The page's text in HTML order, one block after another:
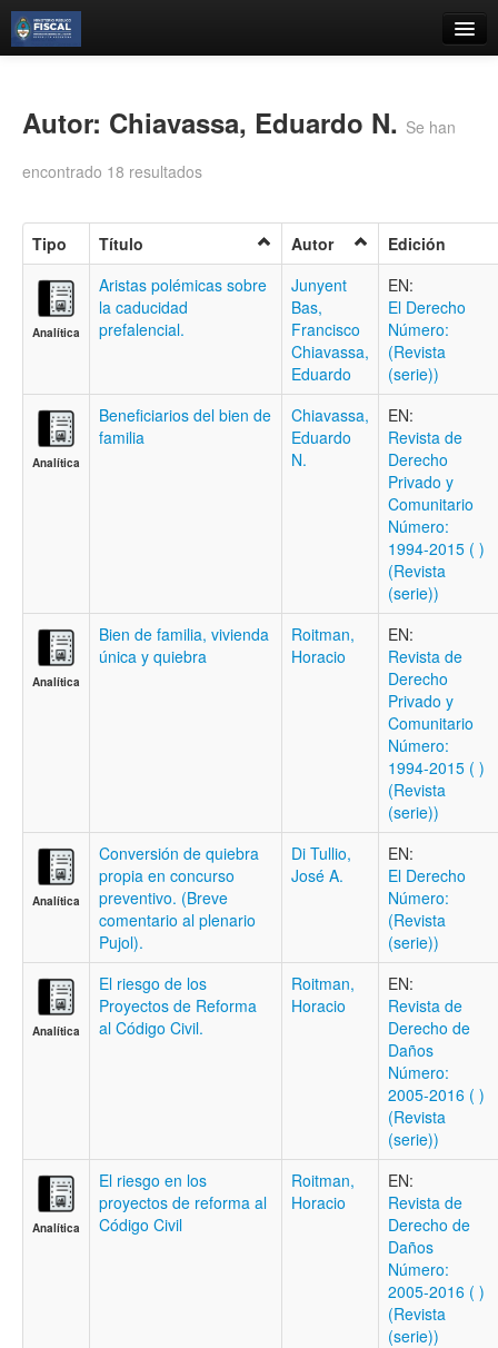
Búsqueda Avanzada
Contacto
Iniciar sesión
Autor: Chiavassa, Eduardo N. Se han
encontrado 18 resultados
Tipo Título Autor Edición
Analítica
Aristas polémicas sobre
la caducidad
prefalencial.
Junyent
Bas,
Francisco
Chiavassa,
Eduardo
EN:
El Derecho
Número:
(Revista
(serie))
Analítica
Beneficiarios del bien de
familia
Chiavassa,
Eduardo
N.
EN:
Revista de
Derecho
Privado y
Comunitario
Número:
1994-2015 ( )
(Revista
(serie))
Analítica
Bien de familia, vivienda
única y quiebra
Roitman,
Horacio
EN:
Revista de
Derecho
Privado y
Comunitario
Número:
1994-2015 ( )
(Revista
(serie))
Analítica
Conversión de quiebra
propia en concurso
preventivo. (Breve
comentario al plenario
Pujol).
Di Tullio,
José A.
EN:
El Derecho
Número:
(Revista
(serie))
Analítica
El riesgo de los
Proyectos de Reforma
al Código Civil.
Roitman,
Horacio
EN:
Revista de
Derecho de
Daños
Número:
2005-2016 ( )
(Revista
(serie))
Analítica
El riesgo en los
proyectos de reforma al
Código Civil
Roitman,
Horacio
EN:
Revista de
Derecho de
Daños
Número:
2005-2016 ( )
(Revista
(serie))